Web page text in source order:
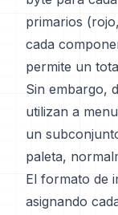
primarios
cada
permite un
Sin embargo,
utilizan a
un
paleta,
El formato de
asignando